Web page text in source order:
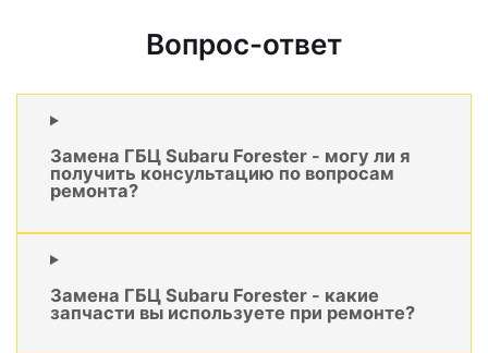
Вопрос-ответ
Замена ГБЦ Subaru Forester - могу ли я
получить консультацию по вопросам
ремонта?
Замена ГБЦ Subaru Forester - какие
запчасти вы используете при ремонте?